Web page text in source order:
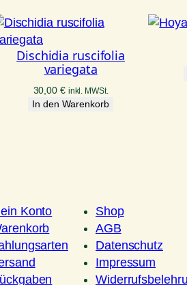
Dischidia ruscifolia
variegata
30,00 € inkl. MWSt.
In den Warenkorb
Konto
Shop
AGB
Datenschutz
Impressum